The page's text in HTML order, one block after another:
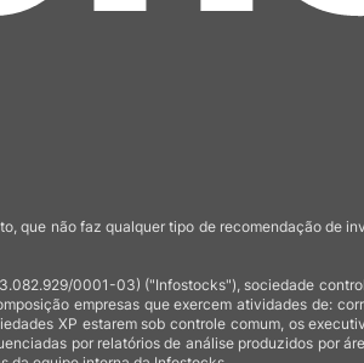
que não faz qualquer tipo de recomendação de
0001-03) ("Infostocks"), sociedade
empresas que exercem atividades de:
XP estarem sob controle comum, os
por relatórios de análise produzidos por